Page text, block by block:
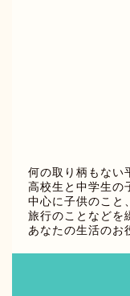
何の取り柄もない
高校生と中学生の
中心に子供のこと
旅行のことなどを
あなたの生活のお